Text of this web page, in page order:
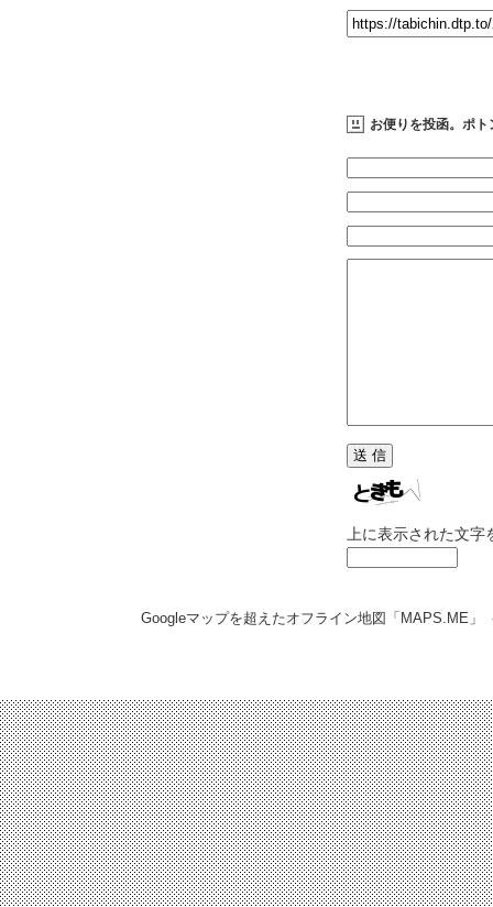
お便りを投函。ポト
上に表示された文
Googleマップを超えたオフライン地図「MAPS.ME」